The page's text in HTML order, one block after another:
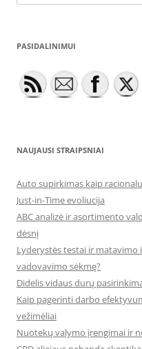
for:
PASIDALINIMUI
NAUJAUSI STRAIPSNIAI
Auto supirkimas kaip
Just-in-Time evoliucija
ABC analizė ir asortimento
dėsnį
Lyderystės testai ir matavimo
vadovavimo sėkmę?
Didelis vidaus durų
Kaip pagerinti darbo
vežimėliai
Nuotekų valymo įrengimai ir